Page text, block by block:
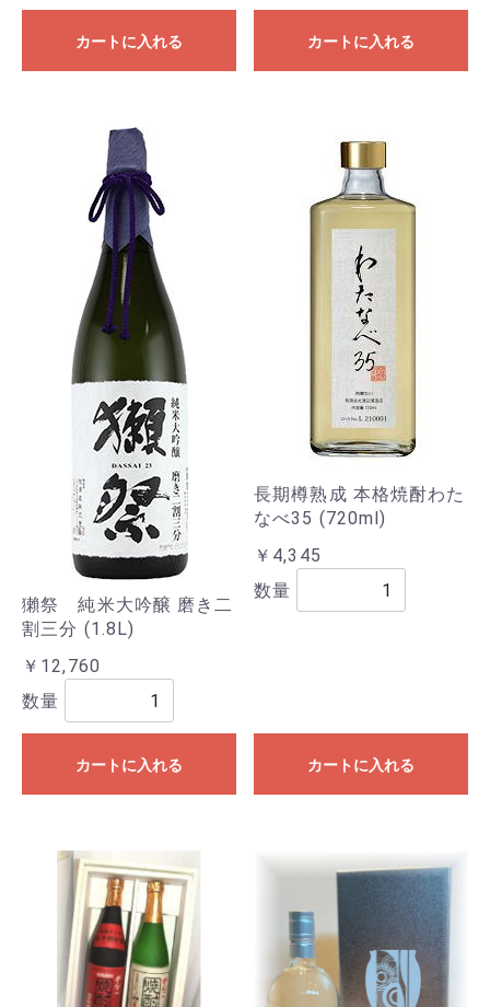
カートに入れる カートに入れる
獺祭 純米大吟醸 磨き二
割三分 (1.8L)
￥12,760
数量
カートに入れる
長期樽熟成 本格焼酎わた
なべ35 (720ml)
￥4,345
数量
カートに入れる